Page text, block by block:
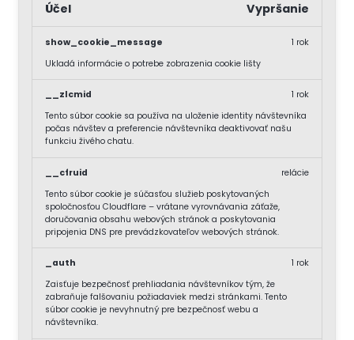
Účel Vypršanie
show_cookie_message
Ukladá informácie o potrebe zobrazenia cookie lišty
1 rok
__zlcmid
Tento súbor cookie sa používa na uloženie identity návštevníka
počas návštev a preferencie návštevníka deaktivovať našu
funkciu živého chatu.
1 rok
__cfruid
Tento súbor cookie je súčasťou služieb poskytovaných
spoločnosťou Cloudflare – vrátane vyrovnávania záťaže,
doručovania obsahu webových stránok a poskytovania
pripojenia DNS pre prevádzkovateľov webových stránok.
relácie
_auth
Zaisťuje bezpečnosť prehliadania návštevníkov tým, že
zabraňuje falšovaniu požiadaviek medzi stránkami. Tento
súbor cookie je nevyhnutný pre bezpečnosť webu a
návštevníka.
1 rok